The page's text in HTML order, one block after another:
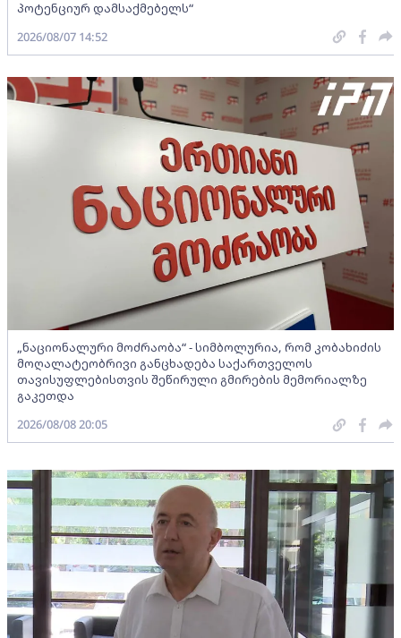
პოტენციურ დამსაქმებელს“
2026/08/07 14:52
„ნაციონალური მოძრაობა“ - სიმბოლურია, რომ კობახიძის
მოღალატეობრივი განცხადება საქართველოს
თავისუფლებისთვის შეწირული გმირების მემორიალზე
გაკეთდა
2026/08/08 20:05